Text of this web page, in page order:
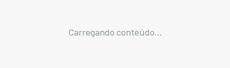
Carregando conteúdo...